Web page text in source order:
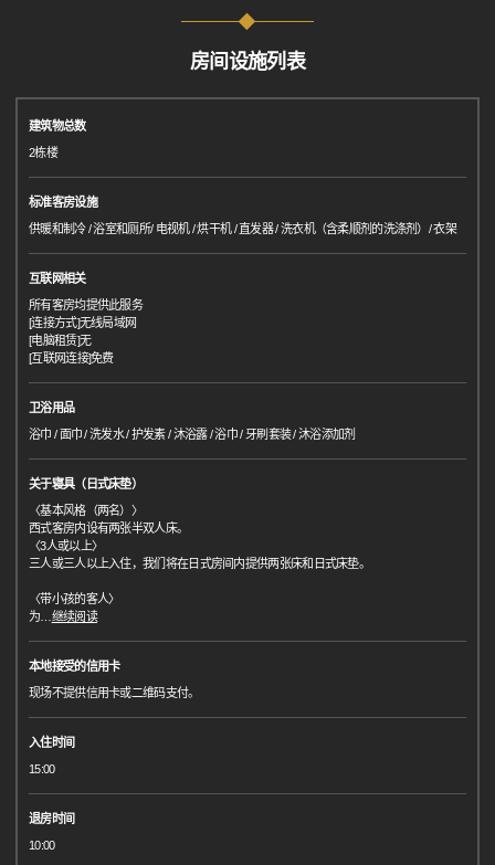
房间设施列表
建筑物总数
2栋楼
标准客房设施
供暖和制冷 / 浴室和厕所/ 电视机 / 烘干机 / 直发器 / 洗衣机（含柔顺剂的洗涤剂）/ 衣架
互联网相关
所有客房均提供此服务
[连接方式]无线局域网
[电脑租赁]无
[互联网连接]免费
卫浴用品
浴巾 / 面巾 / 洗发水 / 护发素 / 沐浴露 / 浴巾 / 牙刷套装 / 沐浴添加剂
关于寝具（日式床垫）
〈基本风格（两名）〉
西式客房内设有两张半双人床。
〈3人或以上〉
三人或三人以上入住，我们将在日式房间内提供两张床和日式床垫。
〈带小孩的客人〉
为
继续阅读
本地接受的信用卡
现场不提供信用卡或二维码支付。
入住时间
15:00
退房时间
10:00